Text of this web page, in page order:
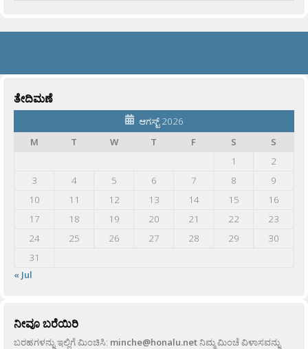
ತೇದಿಮಣೆ
ಆಗಸ್ಟ್ 2026
M
T W T F S
S
1
2
3
4 5 6 7 8
9
10
11 12 13 14 15
16
17
18 19 20 21 22
23
24
25 26 27 28 29
30
31
« Jul
ನೀವೂ ಬರೆಯಿರಿ
ಬರಹಗಳನ್ನು ಇಲ್ಲಿಗೆ ಮಿಂಚಿಸಿ: minche@honalu.netನಿಮ್ಮ ಮಿಂಚೆ ವಿಳಾಸವನ್ನು